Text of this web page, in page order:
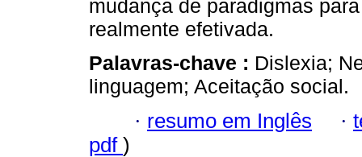
mudança de paradigmas
realmente efetivada.
Palavras-chave : Dislexia;
linguagem; Aceitação social.
· resumo em Inglês ·
pdf )